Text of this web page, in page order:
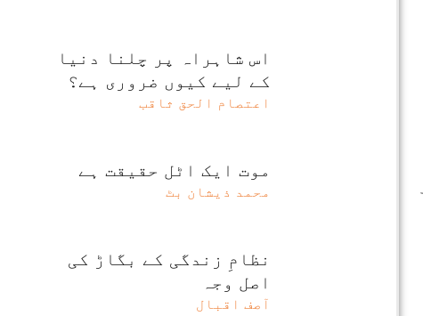
اس شاہراہ پر چلنا دنیا
کے لیے کیوں ضروری ہے؟
اعتصام الحق ثاقب
موت ایک اٹل حقیقت ہے
محمد ذیشان بٹ
نظامِ زندگی کے بگاڑ کی
اصل وجہ
آصف اقبال